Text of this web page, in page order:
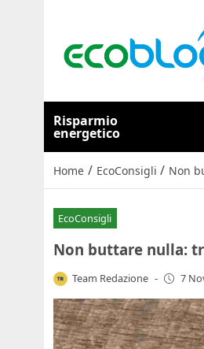
Risparmio
energetico
Home / EcoConsigli / Non
EcoConsigli
Non buttare nulla:
Team Redazione - 7